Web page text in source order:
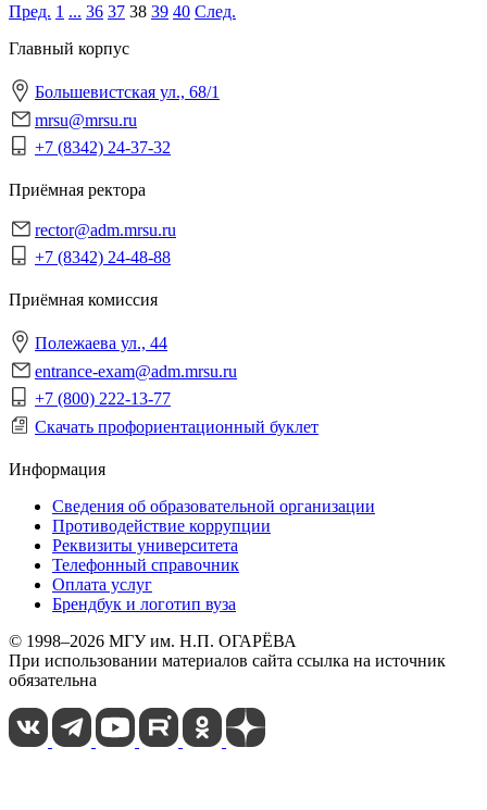
Пред. 1 ... 36 37 38 39 40 След.
Главный корпус
Большевистская ул., 68/1
mrsu@mrsu.ru
+7 (8342) 24-37-32
Приёмная ректора
rector@adm.mrsu.ru
+7 (8342) 24-48-88
Приёмная комиссия
Полежаева ул., 44
entrance-exam@adm.mrsu.ru
+7 (800) 222-13-77
Скачать профориентационный буклет
Информация
Сведения об образовательной организации
Противодействие коррупции
Реквизиты университета
Телефонный справочник
Оплата услуг
Брендбук и логотип вуза
© 1998–2026 МГУ им. Н.П. ОГАРЁВА
При использовании материалов сайта ссылка на источник
обязательна